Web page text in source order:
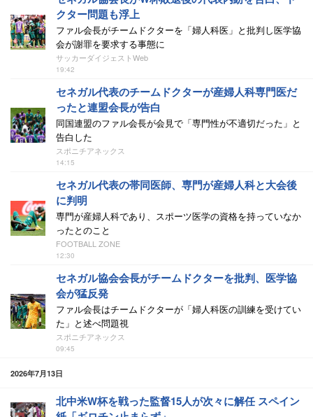
クター問題も浮上
ファル会長がチームドクターを「婦人科医」と批判し医学協
会が謝罪を要求する事態に
サッカーダイジェストWeb
19:42
セネガル代表のチームドクターが産婦人科専門医だ
ったと連盟会長が告白
同国連盟のファル会長が会見で「専門性が不適切だった」と
告白した
スポニチアネックス
14:15
セネガル代表の帯同医師、専門が産婦人科と大会後
に判明
専門が産婦人科であり、スポーツ医学の資格を持っていなか
ったとのこと
FOOTBALL ZONE
12:30
セネガル協会会長がチームドクターを批判、医学協
会が猛反発
ファル会長はチームドクターが「婦人科医の訓練を受けてい
た」と述べ問題視
スポニチアネックス
09:45
2026年7月13日
北中米W杯を戦った監督15人が次々に解任 スペイン